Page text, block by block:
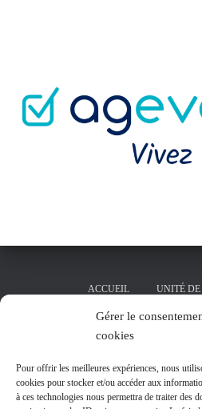
Gérer le
cookies
Pour offrir les meilleures expériences, nous
cookies pour stocker et/ou accéder aux
à ces technologies nous permettra de traiter des
ACCUEIL UNITÉ DE
PÔLE D’ACTIVITÉS ET DE SOINS